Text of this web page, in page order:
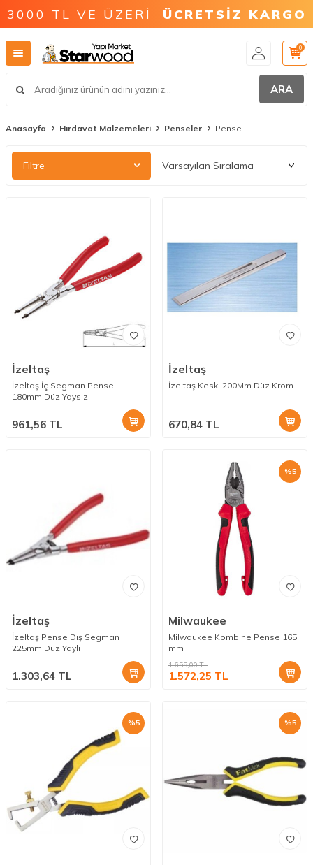
3000 TL VE ÜZERİ ÜCRETSİZ KARGO
ARA
0
Anasayfa Hırdavat Malzemeleri Penseler Pense
Filtre
İzeltaş
İzeltaş İç Segman Pense
180mm Düz Yaysız
961,56 TL
İzeltaş
İzeltaş Keski 200Mm Düz Krom
670,84 TL
İzeltaş
İzeltaş Pense Dış Segman
225mm Düz Yaylı
1.303,64 TL
%5
Milwaukee
Milwaukee Kombine Pense 165
mm
1.655,00TL
1.572,25 TL
%5 %5